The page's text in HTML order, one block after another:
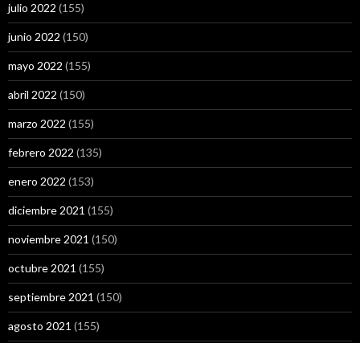
julio 2022 (155)
junio 2022 (150)
mayo 2022 (155)
abril 2022 (150)
marzo 2022 (155)
febrero 2022 (135)
enero 2022 (153)
diciembre 2021 (155)
noviembre 2021 (150)
octubre 2021 (155)
septiembre 2021 (150)
agosto 2021 (155)